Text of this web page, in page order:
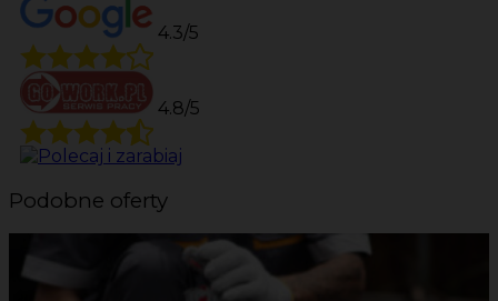
4.3/5
4.8/5
Podobne oferty